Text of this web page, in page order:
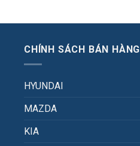
CHÍNH SÁCH BÁN HÀNG
HYUNDAI
MAZDA
KIA